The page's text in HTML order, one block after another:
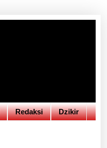
Redaksi Dzikir